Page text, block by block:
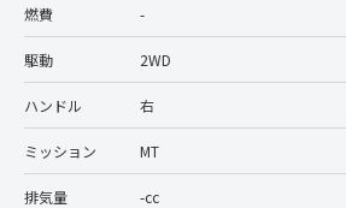
燃費 -
駆動 2WD
ハンドル 右
ミッション MT
排気量 -cc